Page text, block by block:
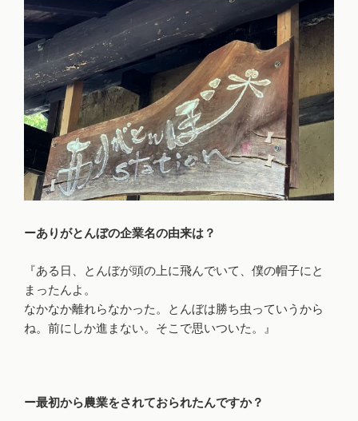
ーありがとんぼの企業名の由来は？
『ある日、とんぼが頭の上に飛んでいて、僕の帽子にと
まったんよ。
なかなか離れらなかった。とんぼは勝ち虫っていうから
ね。前にしか進まない。そこで思いついた。』
ー最初から農業をされておられたんですか？